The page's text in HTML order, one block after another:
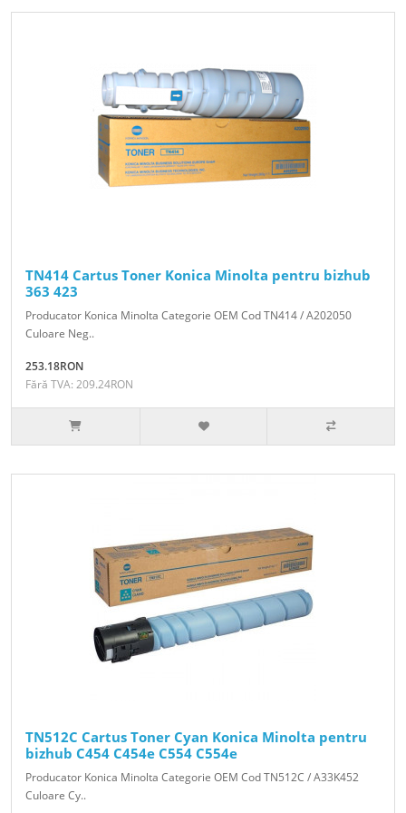
TN414 Cartus Toner Konica Minolta pentru bizhub
363 423
Producator Konica Minolta Categorie OEM Cod TN414 / A202050
Culoare Neg..
253.18RON
Fără TVA: 209.24RON
TN512C Cartus Toner Cyan Konica Minolta pentru
bizhub C454 C454e C554 C554e
Producator Konica Minolta Categorie OEM Cod TN512C / A33K452
Culoare Cy..